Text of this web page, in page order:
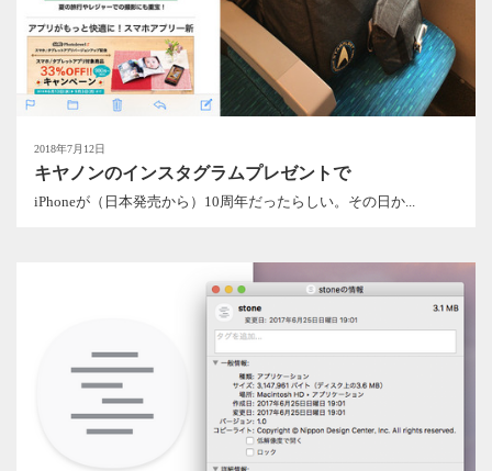
2018年7月12日
キヤノンのインスタグラムプレゼントで
iPhoneが（日本発売から）10周年だったらしい。その日か...